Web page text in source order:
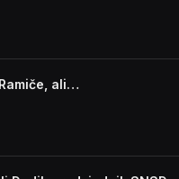
ali…